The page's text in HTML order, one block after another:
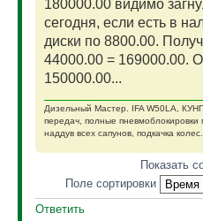
180000.00 видимо
сегодня, если есть в
диски по 8800.00.
44000.00 = 169000.00.
150000.00...
Дизельный Мастер. IFA W50LA,
передач, полные
наддув всех сапунов, подкачка колес.
Показать
Поле сортировки
Ответить